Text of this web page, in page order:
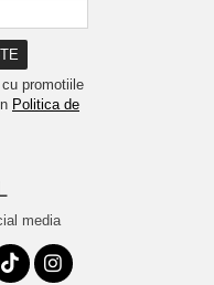
promotiile
Politica de
media